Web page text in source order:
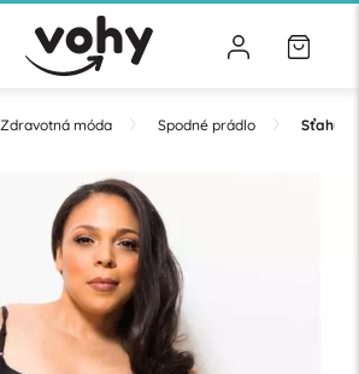
Zdravotná móda Spodné prádlo